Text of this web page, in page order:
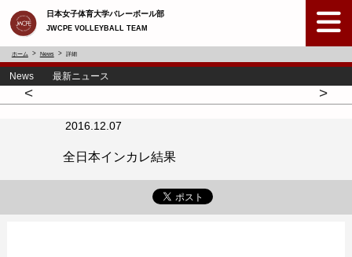
日本女子体育大学バレーボール部
JWCPE VOLLEYBALL TEAM
ホーム News 詳細
News 最新ニュース
< >
2016.12.07
全日本インカレ結果